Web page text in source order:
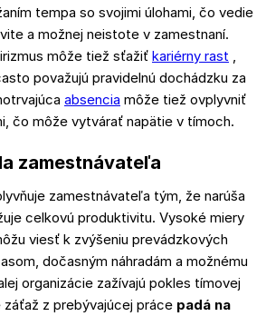
tempa so svojimi úlohami, čo vedie
a možnej neistote v zamestnaní.
môže tiež sťažiť kariérny rast
považujú pravidelnú dochádzku za
absencia môže tiež ovplyvniť
čo môže vytvárať napätie v tímoch.
zamestnávateľa
zamestnávateľa tým, že narúša
celkovú produktivitu. Vysoké miery
viesť k zvýšeniu prevádzkových
dočasným náhradám a možnému
organizácie zažívajú pokles tímovej
z prebývajúcej práce padá na